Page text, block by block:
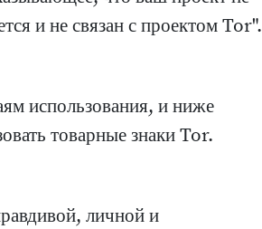
и не связан с проектом Tor".
использования, и ниже
товарные знаки Tor.
личной и